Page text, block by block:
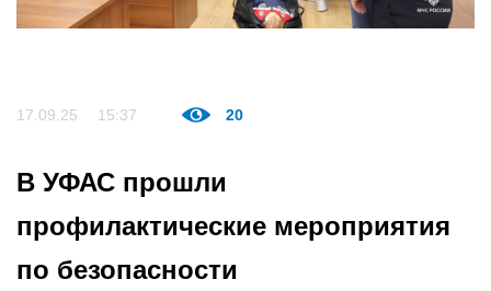
17.09.25 15:37 20
В УФАС прошли
профилактические мероприятия
по безопасности